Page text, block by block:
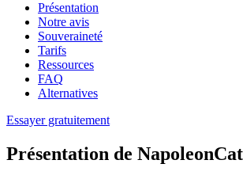
Présentation
Notre avis
Souveraineté
Tarifs
Ressources
FAQ
Alternatives
Essayer gratuitement
Présentation de NapoleonCat